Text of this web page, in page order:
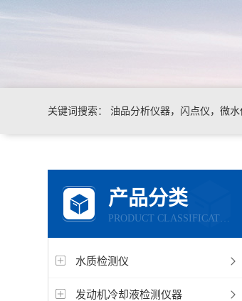
关键词搜索： 油品分析仪器，闪点仪，微
产品分类
PRODUCT CLASSIFICATION
水质检测仪
发动机冷却液检测仪器